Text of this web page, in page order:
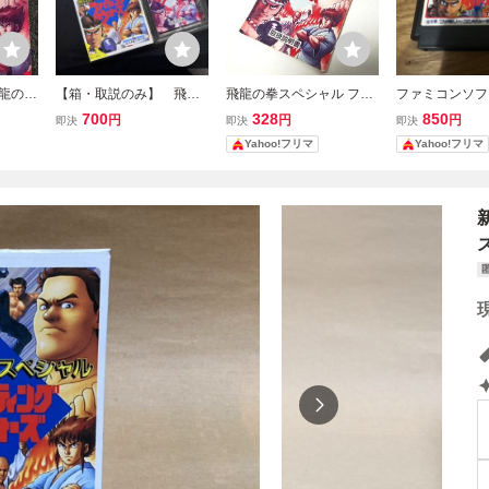
の拳
【箱・取説のみ】 飛龍
の拳スペシャル ファイ
即決 700円
飛龍の拳スペシャル ファ
イティングウォーズ 説明
書のみ ファミコン FC
【同梱割可】
即決 328円
Yahoo!フリマ
ファミコンソ
拳スペシャル
ングウォーズ
フトのみ
即決 850円
Yahoo!フリマ